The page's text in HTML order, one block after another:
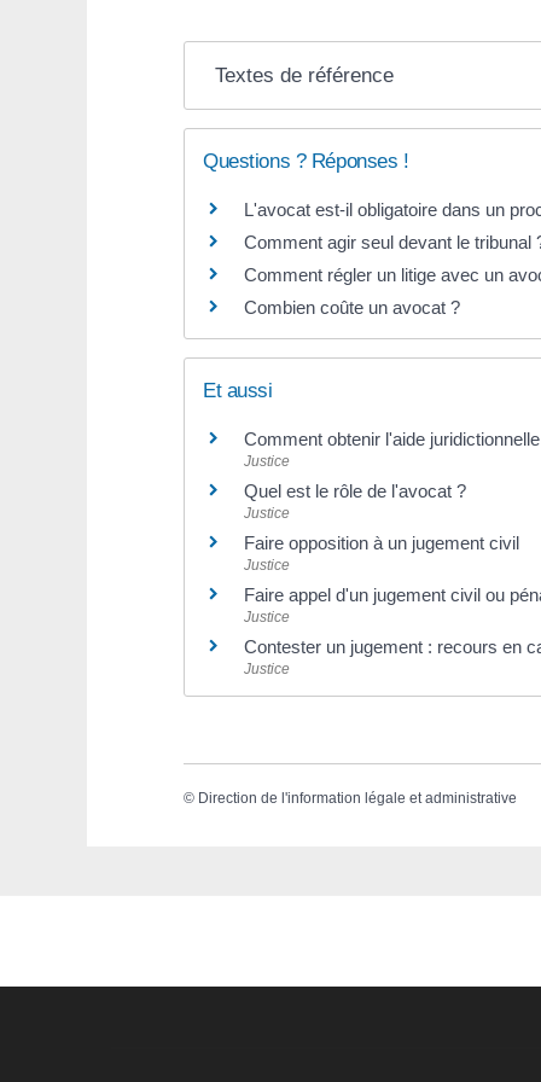
Textes de référence
Questions ? Réponses !
L'avocat est-il obligatoire dans un
Comment agir seul devant le tribunal
Comment régler un litige avec un
Combien coûte un avocat ?
Et aussi
Comment obtenir l'aide
Justice
Quel est le rôle de l'avocat ?
Justice
Faire opposition à un jugement civil
Justice
Faire appel d'un jugement civil ou
Justice
Contester un jugement : recours en
Justice
© Direction de l'information légale et administrative